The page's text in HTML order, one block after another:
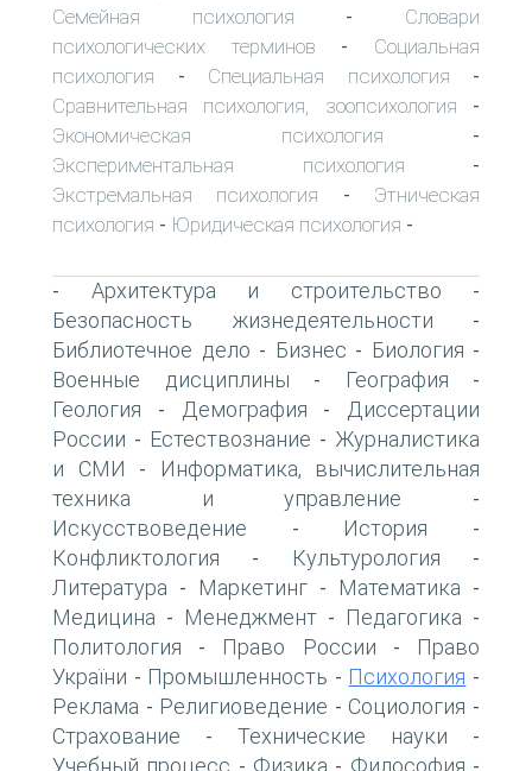
Семейная психология - Словари
психологических терминов - Социальная
психология - Специальная психология -
Сравнительная психология, зоопсихология -
Экономическая психология -
Экспериментальная психология -
Экстремальная психология - Этническая
психология - Юридическая психология -
- Архитектура и строительство -
Безопасность жизнедеятельности -
Библиотечное дело - Бизнес - Биология -
Военные дисциплины - География -
Геология - Демография -
Диссертации
России - Естествознание - Журналистика
и СМИ -
Информатика, вычислительная
техника и управление -
Искусствоведение - История -
Конфликтология - Культурология -
Литература - Маркетинг - Математика -
Медицина - Менеджмент - Педагогика -
Политология - Право России -
Право
України - Промышленность - Психология -
Реклама - Религиоведение - Социология -
Страхование - Технические науки -
Учебный процесс Физика Философия